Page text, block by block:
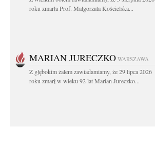
roku zmarła Prof. Małgorzata Kościelska...
MARIAN JURECZKO WARSZAWA
Z głębokim żalem zawiadamiamy, że 29 lipca 2026
roku zmarł w wieku 92 lat Marian Jureczko...